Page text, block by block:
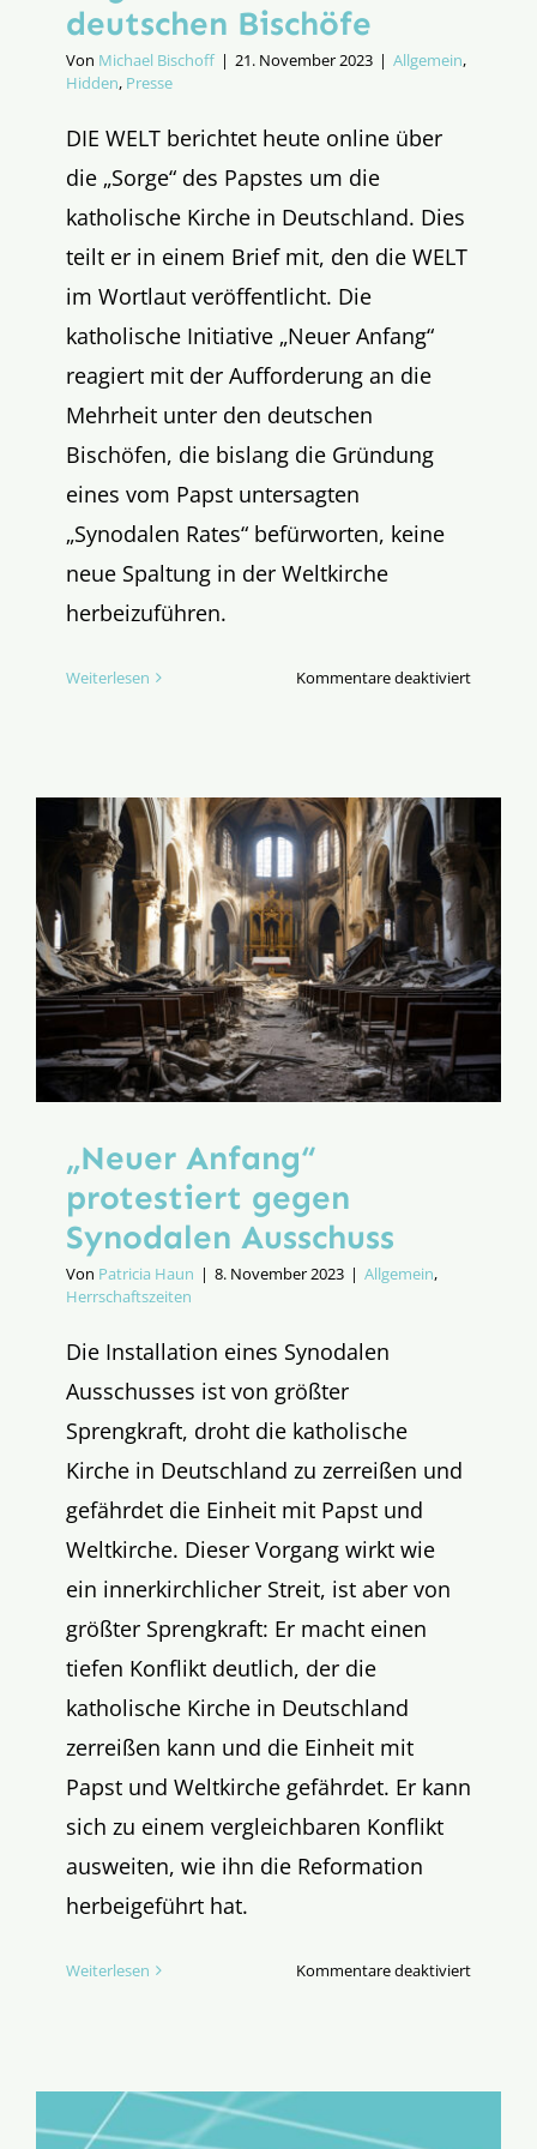
deutschen Bischöfe
Von Michael Bischoff | 21. November 2023 | Allgemein,
Hidden, Presse
DIE WELT berichtet heute online über
die „Sorge“ des Papstes um die
katholische Kirche in Deutschland. Dies
teilt er in einem Brief mit, den die WELT
im Wortlaut veröffentlicht. Die
katholische Initiative „Neuer Anfang“
reagiert mit der Aufforderung an die
Mehrheit unter den deutschen
Bischöfen, die bislang die Gründung
eines vom Papst untersagten
„Synodalen Rates“ befürworten, keine
neue Spaltung in der Weltkirche
herbeizuführen.
Weiterlesen Kommentare deaktiviertfür
Bischöfe
„Neuer Anfang“
protestiert gegen
Synodalen Ausschuss
Von Patricia Haun | 8. November 2023 | Allgemein,
Herrschaftszeiten
Die Installation eines Synodalen
Ausschusses ist von größter
Sprengkraft, droht die katholische
Kirche in Deutschland zu zerreißen und
gefährdet die Einheit mit Papst und
Weltkirche. Dieser Vorgang wirkt wie
ein innerkirchlicher Streit, ist aber von
größter Sprengkraft: Er macht einen
tiefen Konflikt deutlich, der die
katholische Kirche in Deutschland
zerreißen kann und die Einheit mit
Papst und Weltkirche gefährdet. Er kann
sich zu einem vergleichbaren Konflikt
ausweiten, wie ihn die Reformation
herbeigeführt hat.
Weiterlesen Kommentare deaktiviertfür